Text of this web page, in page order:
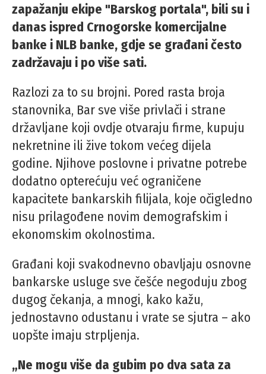
zapažanju ekipe "Barskog portala", bili su i
danas ispred Crnogorske komercijalne
banke i NLB banke, gdje se građani često
zadržavaju i po više sati.
Razlozi za to su brojni. Pored rasta broja
stanovnika, Bar sve više privlači i strane
državljane koji ovdje otvaraju firme, kupuju
nekretnine ili žive tokom većeg dijela
godine. Njihove poslovne i privatne potrebe
dodatno opterećuju već ograničene
kapacitete bankarskih filijala, koje očigledno
nisu prilagođene novim demografskim i
ekonomskim okolnostima.
Građani koji svakodnevno obavljaju osnovne
bankarske usluge sve češće negoduju zbog
dugog čekanja, a mnogi, kako kažu,
jednostavno odustanu i vrate se sjutra – ako
uopšte imaju strpljenja.
„Ne mogu više da gubim po dva sata za